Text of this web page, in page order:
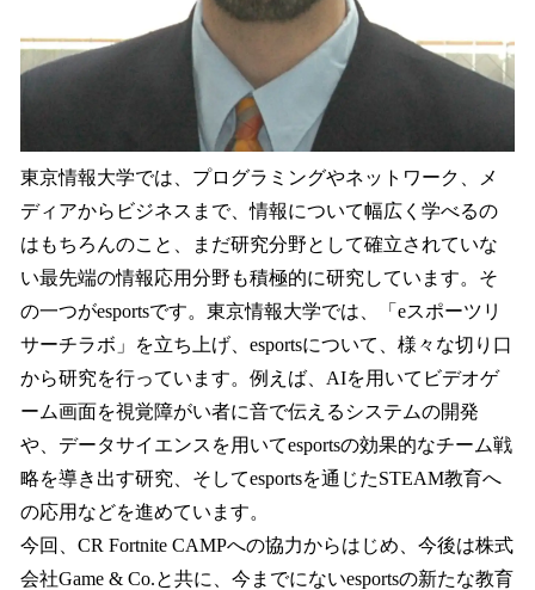
東京情報大学では、プログラミングやネットワーク、メ
ディアからビジネスまで、情報について幅広く学べるの
はもちろんのこと、まだ研究分野として確立されていな
い最先端の情報応用分野も積極的に研究しています。そ
の一つがesportsです。東京情報大学では、「eスポーツリ
サーチラボ」を立ち上げ、esportsについて、様々な切り口
から研究を行っています。例えば、AIを用いてビデオゲ
ーム画面を視覚障がい者に音で伝えるシステムの開発
や、データサイエンスを用いてesportsの効果的なチーム戦
略を導き出す研究、そしてesportsを通じたSTEAM教育へ
の応用などを進めています。
今回、CR Fortnite CAMPへの協力からはじめ、今後は株式
会社Game & Co.と共に、今までにないesportsの新たな教育